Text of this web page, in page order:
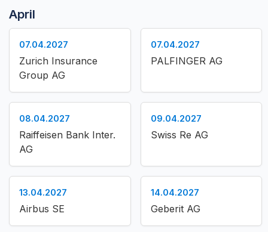
April
07.04.2027
Zurich Insurance
Group AG
07.04.2027
PALFINGER AG
08.04.2027
Raiffeisen Bank Inter.
AG
09.04.2027
Swiss Re AG
13.04.2027
Airbus SE
14.04.2027
Geberit AG